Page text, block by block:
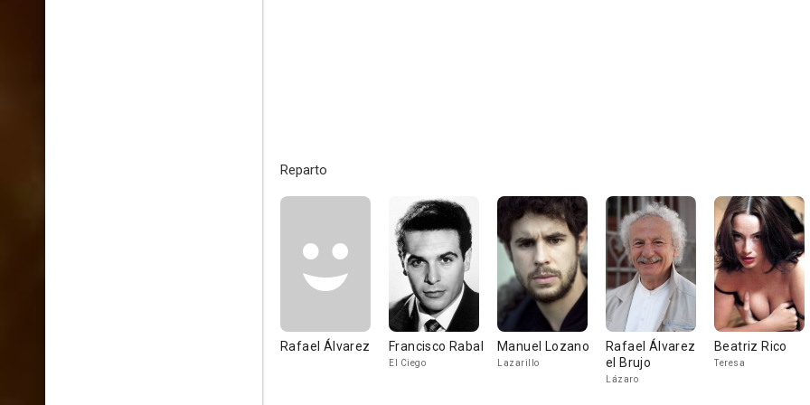
Reparto
Rafael Álvarez Francisco Rabal
El Ciego
Manuel Lozano
Lazarillo
Rafael Álvarez
el Brujo
Lázaro
Beatriz Rico
Teresa